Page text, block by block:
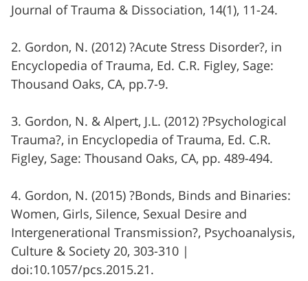
Journal of Trauma & Dissociation, 14(1), 11-24.
2. Gordon, N. (2012) ?Acute Stress Disorder?, in
Encyclopedia of Trauma, Ed. C.R. Figley, Sage:
Thousand Oaks, CA, pp.7-9.
3. Gordon, N. & Alpert, J.L. (2012) ?Psychological
Trauma?, in Encyclopedia of Trauma, Ed. C.R.
Figley, Sage: Thousand Oaks, CA, pp. 489-494.
4. Gordon, N. (2015) ?Bonds, Binds and Binaries:
Women, Girls, Silence, Sexual Desire and
Intergenerational Transmission?, Psychoanalysis,
Culture & Society 20, 303-310 |
doi:10.1057/pcs.2015.21.